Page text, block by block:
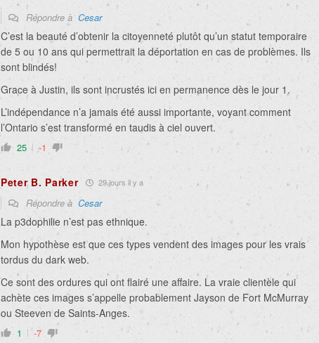
Répondre à Cesar
C’est la beauté d’obtenir la citoyenneté plutôt qu’un statut temporaire
de 5 ou 10 ans qui permettrait la déportation en cas de problèmes. Ils
sont blindés!
Grace à Justin, ils sont incrustés ici en permanence dès le jour 1.
L’indépendance n’a jamais été aussi importante, voyant comment
l’Ontario s’est transformé en taudis à ciel ouvert.
25 -1
Peter B. Parker 29 jours il y a
Répondre à Cesar
La p3dophilie n’est pas ethnique.
Mon hypothèse est que ces types vendent des images pour les vrais
tordus du dark web.
Ce sont des ordures qui ont flairé une affaire. La vraie clientèle qui
achète ces images s’appelle probablement Jayson de Fort McMurray
ou Steeven de Saints-Anges.
1 -7